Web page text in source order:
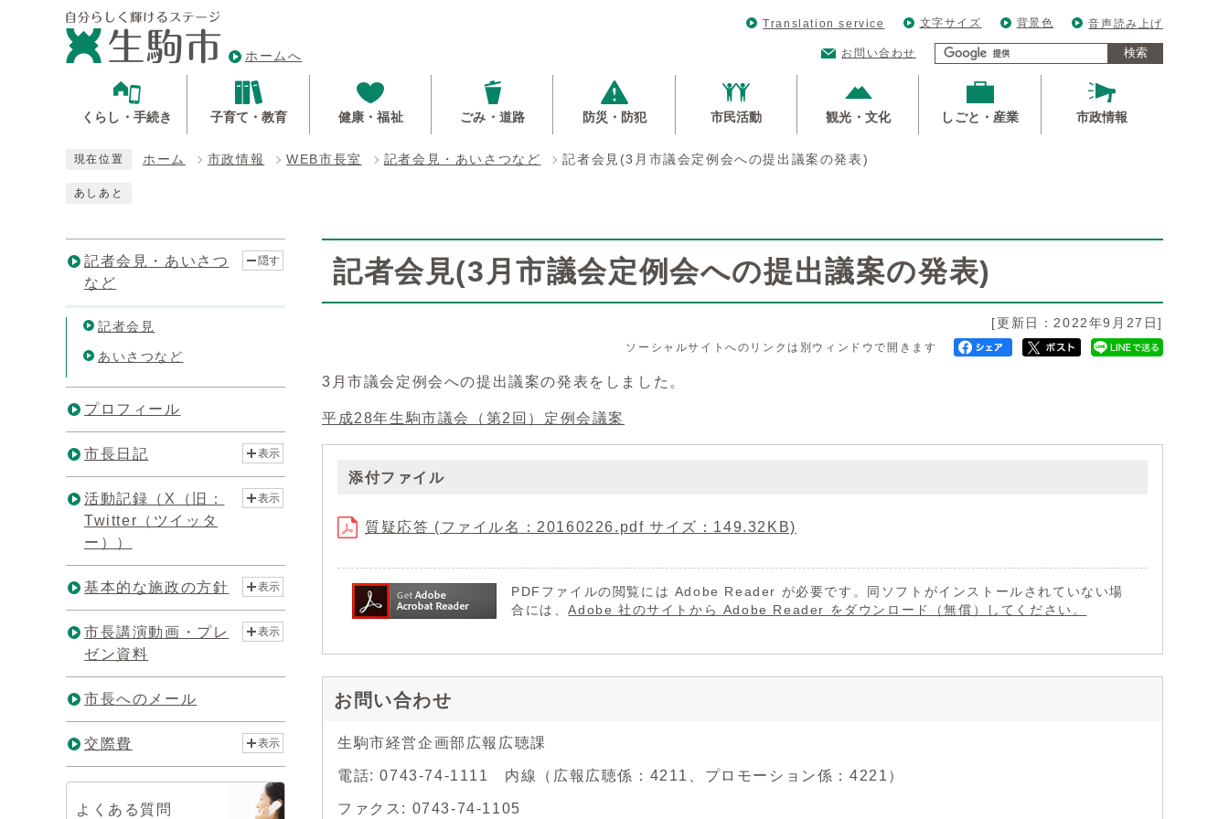
ホームへ
Translation service 文字サイズ 背景色 音声読み上げ
お問い合わせ 検索
くらし・手続き 子育て・教育 健康・福祉 ごみ・道路 防災・防犯 市民活動 観光・文化 しごと・産業 市政情報
現在位置 ホーム 市政情報 WEB市長室 記者会見・あいさつなど 記者会見(3月市議会定例会への提出議案の発表)
あしあと
記者会見(3月市議会定例会への提出議案の発表)
[更新日：2022年9月27日]
ソーシャルサイトへのリンクは別ウィンドウで開きます
3月市議会定例会への提出議案の発表をしました。
平成28年生駒市議会（第2回）定例会議案
添付ファイル
質疑応答 (ファイル名：20160226.pdf サイズ：149.32KB)
PDFファイルの閲覧には Adobe Reader が必要です。同ソフトがインストールされていない場
合には、Adobe 社のサイトから Adobe Reader をダウンロード（無償）してください。
お問い合わせ
生駒市経営企画部広報広聴課
電話: 0743-74-1111 内線（広報広聴係：4211、プロモーション係：4221）
ファクス: 0743-74-1105
記者会見・あいさつ
など
隠す
記者会見
あいさつなど
プロフィール
市長日記 表示
活動記録（X（旧：
Twitter（ツイッタ
ー））
表示
基本的な施政の方針 表示
市長講演動画・プレ
ゼン資料
表示
市長へのメール
交際費 表示
よくある質問